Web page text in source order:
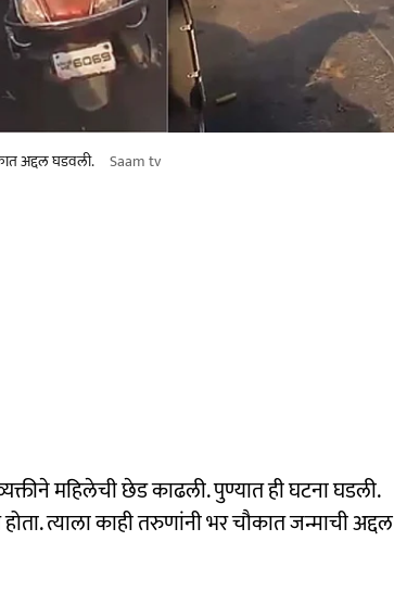
अद्दल घडवली. Saam tv
महिलेची छेड काढली. पुण्यात ही घटना घडली.
त्याला काही तरुणांनी भर चौकात जन्माची अद्दल